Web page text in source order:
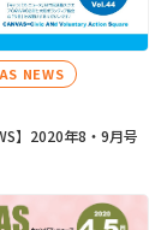
NEWS
】2020年8・9月号